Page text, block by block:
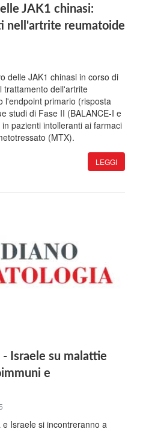
JAK1 chinasi:
nell'artrite reumatoide
delle JAK1 chinasi in corso di
trattamento dell'artrite
l'endpoint primario (risposta
studi di Fase II (BALANCE-I e
pazienti intolleranti ai farmaci
(MTX).
LEGGI
Israele su malattie
e
Israele si incontreranno a